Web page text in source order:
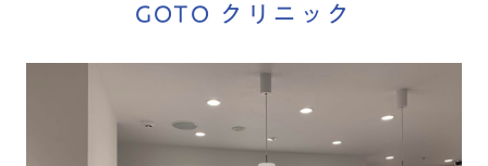
GOTO クリニック